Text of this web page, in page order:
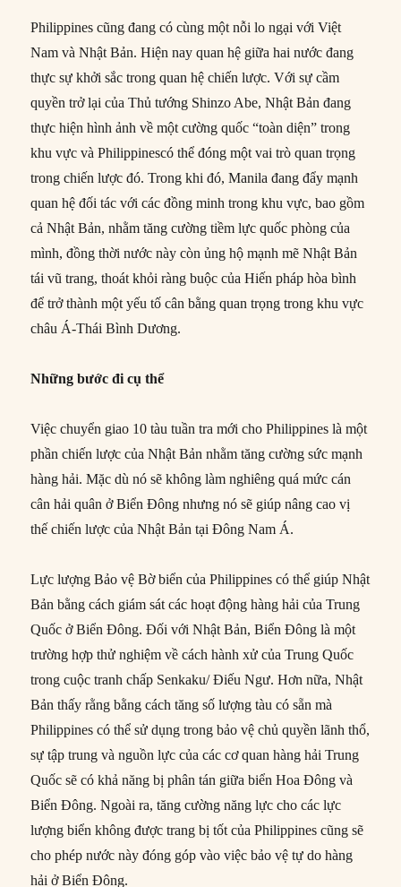
Philippines cũng đang có cùng một nỗi lo ngại với Việt
Nam và Nhật Bản. Hiện nay quan hệ giữa hai nước đang
thực sự khởi sắc trong quan hệ chiến lược. Với sự cầm
quyền trở lại của Thủ tướng Shinzo Abe, Nhật Bản đang
thực hiện hình ảnh về một cường quốc “toàn diện” trong
khu vực và Philippinescó thể đóng một vai trò quan trọng
trong chiến lược đó. Trong khi đó, Manila đang đẩy mạnh
quan hệ đối tác với các đồng minh trong khu vực, bao gồm
cả Nhật Bản, nhằm tăng cường tiềm lực quốc phòng của
mình, đồng thời nước này còn ủng hộ mạnh mẽ Nhật Bản
tái vũ trang, thoát khỏi ràng buộc của Hiến pháp hòa bình
để trở thành một yếu tố cân bằng quan trọng trong khu vực
châu Á-Thái Bình Dương.
Những bước đi cụ thể
Việc chuyển giao 10 tàu tuần tra mới cho Philippines là một
phần chiến lược của Nhật Bản nhằm tăng cường sức mạnh
hàng hải. Mặc dù nó sẽ không làm nghiêng quá mức cán
cân hải quân ở Biển Đông nhưng nó sẽ giúp nâng cao vị
thế chiến lược của Nhật Bản tại Đông Nam Á.
Lực lượng Bảo vệ Bờ biển của Philippines có thể giúp Nhật
Bản bằng cách giám sát các hoạt động hàng hải của Trung
Quốc ở Biển Đông. Đối với Nhật Bản, Biển Đông là một
trường hợp thử nghiệm về cách hành xử của Trung Quốc
trong cuộc tranh chấp Senkaku/ Điếu Ngư. Hơn nữa, Nhật
Bản thấy rằng bằng cách tăng số lượng tàu có sẵn mà
Philippines có thể sử dụng trong bảo vệ chủ quyền lãnh thổ,
sự tập trung và nguồn lực của các cơ quan hàng hải Trung
Quốc sẽ có khả năng bị phân tán giữa biển Hoa Đông và
Biển Đông. Ngoài ra, tăng cường năng lực cho các lực
lượng biển không được trang bị tốt của Philippines cũng sẽ
cho phép nước này đóng góp vào việc bảo vệ tự do hàng
hải ở Biển Đông.